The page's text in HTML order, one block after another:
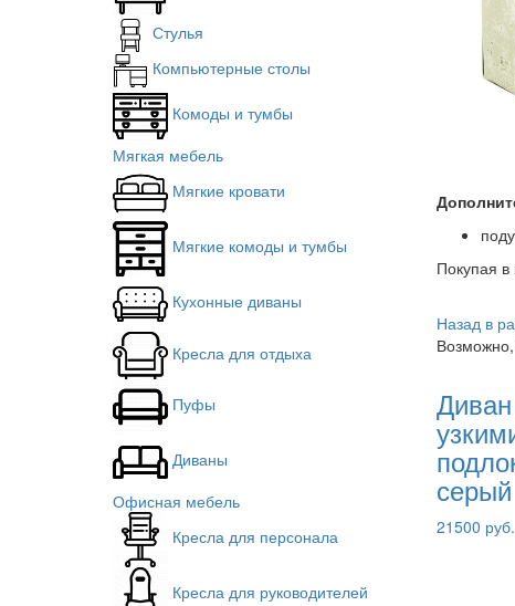
Стулья
Компьютерные столы
Комоды и тумбы
Мягкая мебель
Мягкие кровати
Мягкие комоды и тумбы
Кухонные диваны
Кресла для отдыха
Пуфы
Диваны
Офисная мебель
Кресла для персонала
Кресла для руководителей
Покупая в
Назад в
серый
21500 руб.